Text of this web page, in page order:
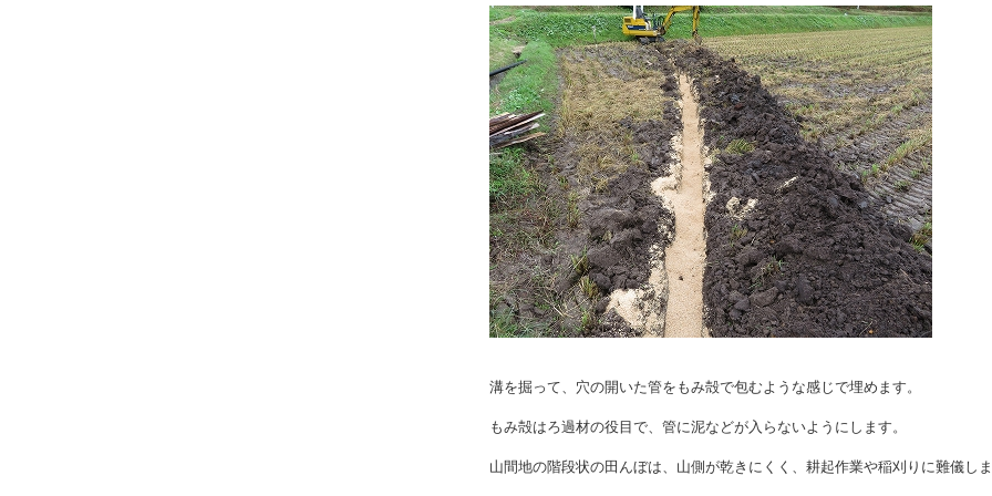
溝を掘って、穴の開いた管をもみ殻で包むような感じで埋めます。
もみ殻はろ過材の役目で、管に泥などが入らないようにします。
山間地の階段状の田んぼは、山側が乾きにくく、耕起作業や稲刈りに難儀し